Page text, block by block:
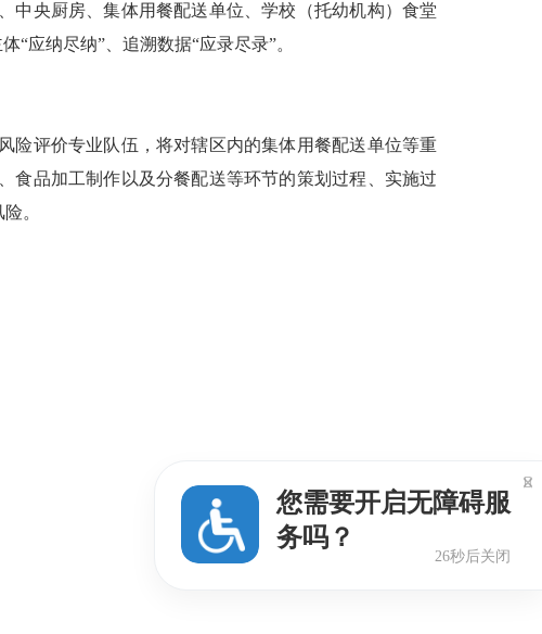
中央厨房、集体用餐配送单位、学校（托幼机构）食堂
“应纳尽纳”、追溯数据“应录尽录”。
评价专业队伍，将对辖区内的集体用餐配送单位等重
食品加工制作以及分餐配送等环节的策划过程、实施过
。
您需要开启无障碍服
务吗？
25秒后关闭
